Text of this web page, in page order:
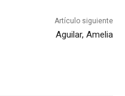
Artículo siguiente
Aguilar, Amelia